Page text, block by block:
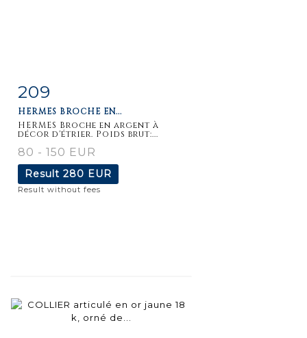
Item detail
209
HERMES BROCHE EN...
HERMES Broche en argent à
décor d'étrier. Poids brut:...
80 - 150 EUR
Result 280 EUR
Result without fees